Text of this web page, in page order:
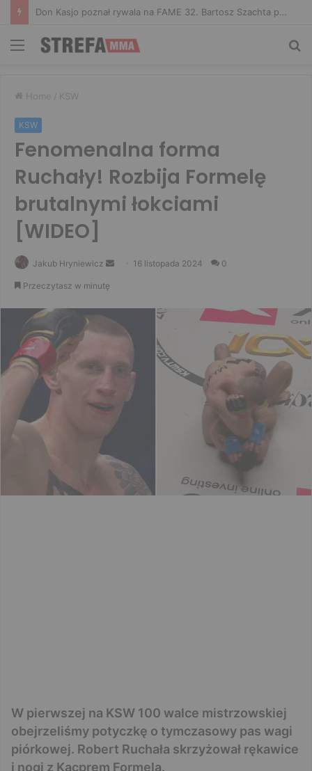
Don Kasjo poznał rywala na FAME 32. Bartosz Szachta przeciwnikiem Króla
Menu
Home / KSW
KSW
Fenomenalna forma
Ruchały! Rozbija Formelę
brutalnymi łokciami
[WIDEO]
Jakub Hryniewicz
Send 16 listopada 2024 0
Przeczytasz w minutę
W pierwszej na KSW 100 walce mistrzowskiej
obejrzeliśmy potyczkę o tymczasowy pas wagi
piórkowej. Robert Ruchała skrzyżował rękawice
i nogi z Kacprem Formelą.